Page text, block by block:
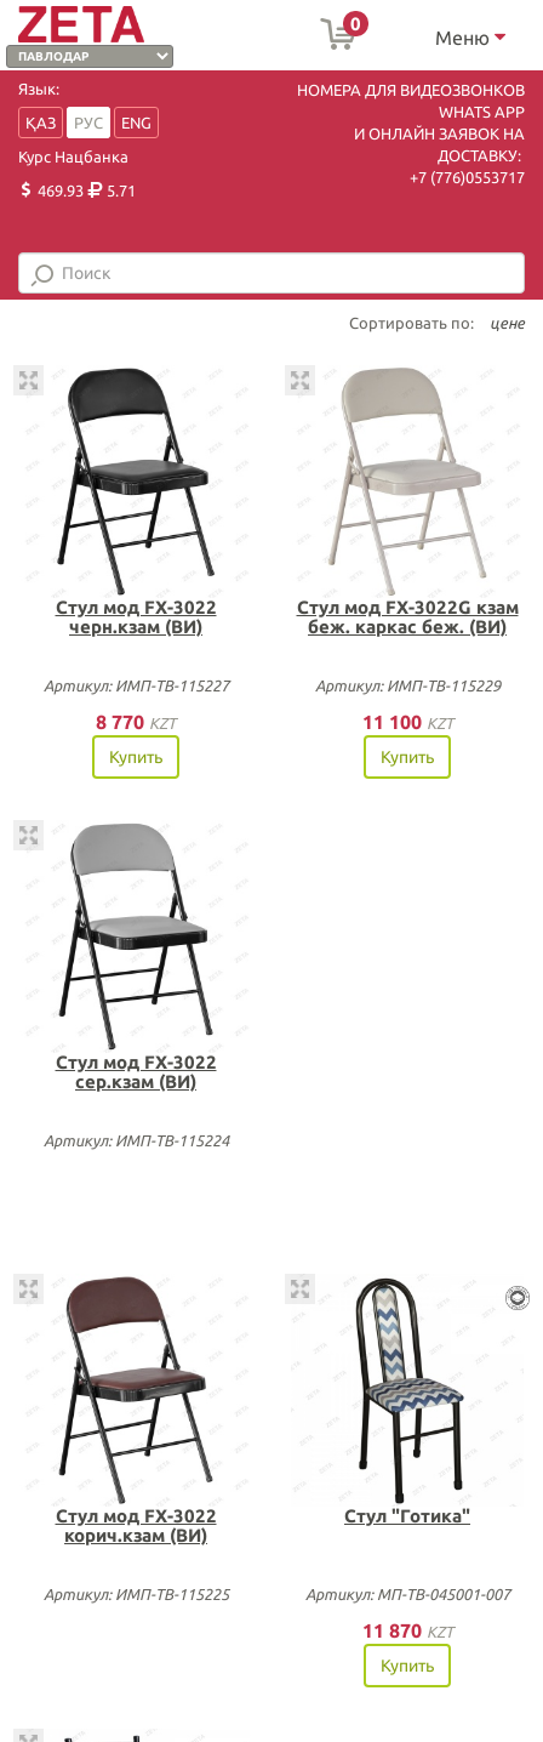
0
Меню
Язык:
ҚАЗ
РУС
ENG
Курс Нацбанка
469.93
5.71
НОМЕРА ДЛЯ ВИДЕОЗВОНКОВ
WHATS APP
И ОНЛАЙН ЗАЯВОК НА
ДОСТАВКУ:
+7 (776)0553717
Сортировать по: цене
Стул мод FX-3022
черн.кзам (ВИ)
Артикул: ИМП-ТВ-115227
8 770 KZT
Купить
Стул мод FX-3022G кзам
беж. каркас беж. (ВИ)
Артикул: ИМП-ТВ-115229
11 100 KZT
Купить
Стул мод FX-3022
сер.кзам (ВИ)
Артикул: ИМП-ТВ-115224
Стул мод FX-3022
корич.кзам (ВИ)
Артикул: ИМП-ТВ-115225
Стул "Готика"
Артикул: МП-ТВ-045001-007
11 870 KZT
Купить